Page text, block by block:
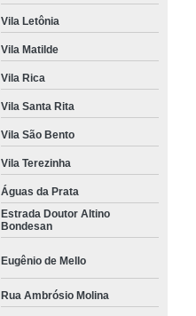
Vila Letônia
Vila Matilde
Vila Rica
Vila Santa Rita
Vila São Bento
Vila Terezinha
Águas da Prata
Estrada Doutor Altino
Bondesan
Eugênio de Mello
Rua Ambrósio Molina